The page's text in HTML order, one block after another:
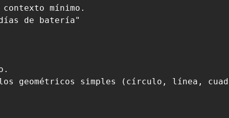
mínimo.
de batería"
geométricos simples (círculo, línea,